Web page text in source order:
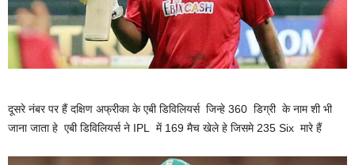
दूसरे नंबर पर हैं दक्षिण अफ्रीका के एबी डिविलियर्स जिन्हे 360 डिग्री के नाम शी भी
जाना जाता हे एबी डिविलियर्स ने IPL में 169 मैच खेले हे जिसमे 235 Six मारे हैं